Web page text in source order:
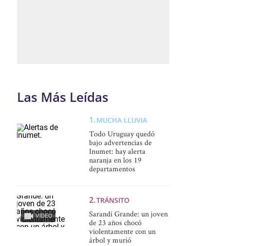
Las Más Leídas
MUCHA LLUVIA
Todo Uruguay quedó
bajo advertencias de
Inumet: hay alerta
naranja en los 19
departamentos
VIDEO
TRÁNSITO
Sarandí Grande: un joven
de 23 años chocó
violentamente con un
árbol y murió